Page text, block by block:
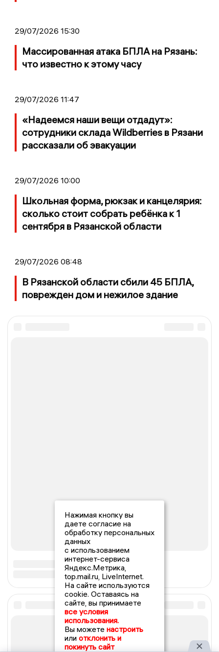
29/07/2026 15:30
Массированная атака БПЛА на Рязань:
что известно к этому часу
29/07/2026 11:47
«Надеемся наши вещи отдадут»:
сотрудники склада Wildberries в Рязани
рассказали об эвакуации
29/07/2026 10:00
Школьная форма, рюкзак и канцелярия:
сколько стоит собрать ребёнка к 1
сентября в Рязанской области
29/07/2026 08:48
В Рязанской области сбили 45 БПЛА,
поврежден дом и нежилое здание
Нажимая кнопку вы
даете согласие на
обработку персональных
данных
с использованием
интернет-сервиса
Яндекс.Метрика,
top.mail.ru, LiveInternet.
На сайте используются
cookie. Оставаясь на
сайте, вы принимаете
все условия
использования.
Вы можете настроить
или отклонить и
покинуть сайт